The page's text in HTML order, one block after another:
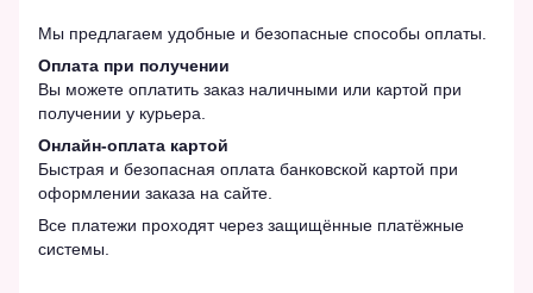
Мы предлагаем удобные и безопасные способы оплаты.
Оплата при получении
Вы можете оплатить заказ наличными или картой при
получении у курьера.
Онлайн-оплата картой
Быстрая и безопасная оплата банковской картой при
оформлении заказа на сайте.
Все платежи проходят через защищённые платёжные
системы.